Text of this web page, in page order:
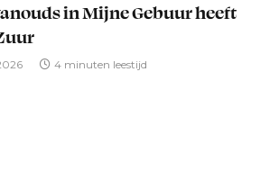
in Mijne Gebuur heeft
4 minuten leestijd